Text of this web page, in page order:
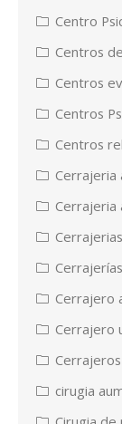
Centro
Centros
Centros
Centros
Centros
Cerrajeria
Cerrajeria
Cerrajerias
Cerrajero
Cerrajero
cirugia